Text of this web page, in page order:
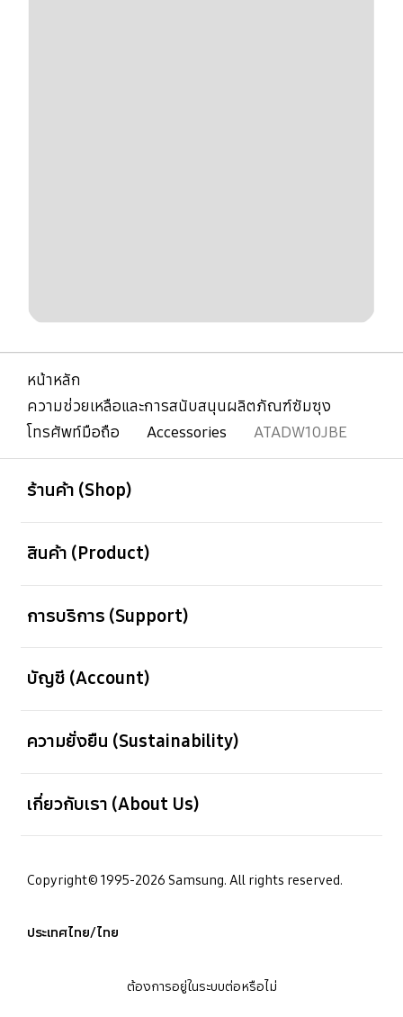
หน้าหลัก
ความช่วยเหลือและการสนับสนุนผลิตภัณฑ์ซัมซุง
โทรศัพท์มือถือ
Accessories ATADW10JBE
ร้านค้า (Shop)
สินค้า (Product)
การบริการ (Support)
บัญชี (Account)
ความยั่งยืน (Sustainability)
เกี่ยวกับเรา (About Us)
Copyright© 1995-2026 Samsung. All rights reserved.
ประเทศไทย/ไทย
ต้องการอยู่ในระบบต่อหรือไม่